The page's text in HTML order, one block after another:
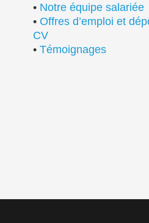
• Notre équipe salariée
• Offres d’emploi et
CV
• Témoignages